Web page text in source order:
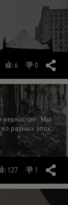
6 0
верности». Мы
разных эпох.
127 1